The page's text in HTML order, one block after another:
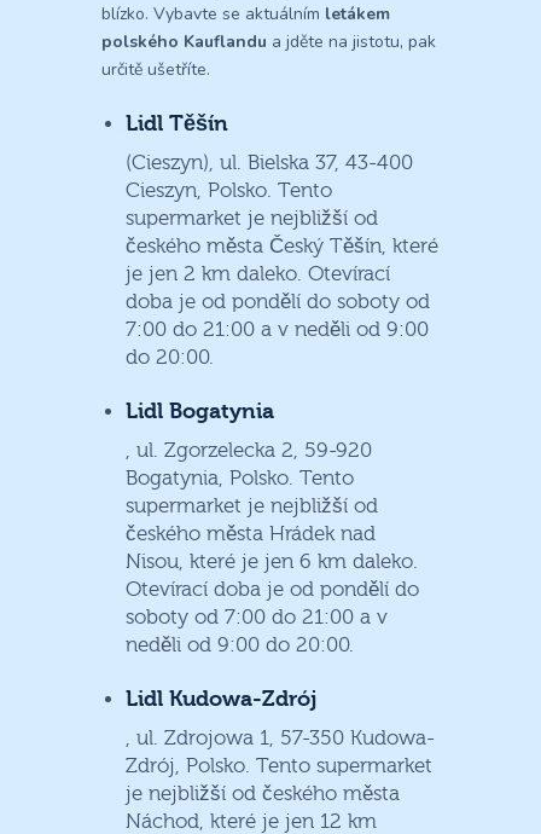
blízko. Vybavte se aktuálním letákem
polského Kauflandu a jděte na jistotu, pak
určitě ušetříte.
Lidl Těšín
(Cieszyn), ul. Bielska 37, 43-400
Cieszyn, Polsko. Tento
supermarket je nejbližší od
českého města Český Těšín, které
je jen 2 km daleko. Otevírací
doba je od pondělí do soboty od
7:00 do 21:00 a v neděli od 9:00
do 20:00.
Lidl Bogatynia
, ul. Zgorzelecka 2, 59-920
Bogatynia, Polsko. Tento
supermarket je nejbližší od
českého města Hrádek nad
Nisou, které je jen 6 km daleko.
Otevírací doba je od pondělí do
soboty od 7:00 do 21:00 a v
neděli od 9:00 do 20:00.
Lidl Kudowa-Zdrój
, ul. Zdrojowa 1, 57-350 Kudowa-
Zdrój, Polsko. Tento supermarket
je nejbližší od českého města
Náchod, které je jen 12 km